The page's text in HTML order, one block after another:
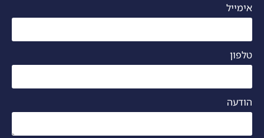
אימייל
טלפון
הודעה